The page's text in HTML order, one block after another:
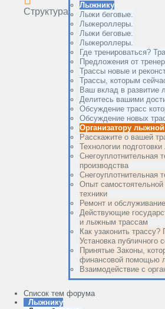
Структура
Лыжнику
Лыжи беговые.
Лыжероллеры.
Лыжи беговые.
Лыжероллеры.
Где тренироваться?
Предложения от
Трассы новые и
Трассы, которым
Ваш вклад в развитие
Делитесь вашими
Обсуждение трасс
Обсуждение новых
Организатору
Расскажите о вашей
Технологии
Снегоуплотнительная
производства
Снегоуплотнительная
Опыт самостоятельной
техники
Ремонт и
Действующие
и лыжным трассам
Как узаконить
Установка публичного
Принятые Законы,
финансовой помощью
Взаимодействие с
Список тем форума
Лыжнику